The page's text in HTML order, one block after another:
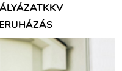
KKV